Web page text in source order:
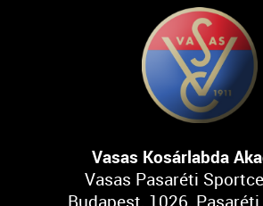
Vasas Kosárlabda
Vasas Pasaréti
Budapest, 1026,